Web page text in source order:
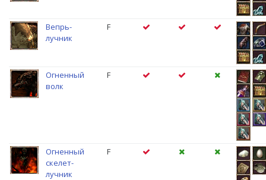
Вепрь-
лучник
F
Огненный
волк
F
Огненный
скелет-
лучник
F